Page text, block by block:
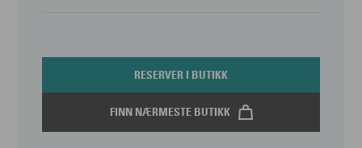
RESERVER I BUTIKK
FINN NÆRMESTE BUTIKK